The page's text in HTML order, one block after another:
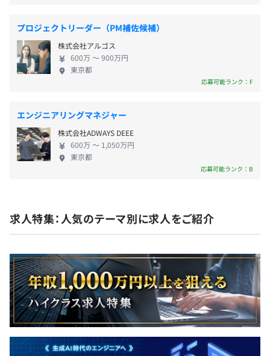
Docker、Amazon ECS、Amazon CloudWatch
高いレベルの技術バックボーン(情報系大学院卒、実務経
履歴・執筆経歴、豊富なOSSコントリビュートの経験)を
持つメンバーの下で働くことができます。
1チームは、5名前後のフルスタックエンジニアで構成さ
れています。
上:20日）
・産休育休制度（法律に定められた内容に基づく）
・子の看護休暇
・介護休暇
・社会保険完備（健康保険、厚生年金、雇用保険、労災保
・ノートPC貸与 (MacBook Pro)
・書籍購入費補助（上限 10,000円/月）
・英語学習支援（上限 10,000円/月）
・オンライン学習プラットフォーム「Udemy」利用料補
助（上限 10,000円/月）・カンファレンス参加費用補助
ストックオプション制度あり
フトウェアを届けられる状態をつくっています。 す
でにMagicPodは500社以上に導入されており、2025
年には自然言語でテスト作成・編集・実行を支援す
る「MagicPod Autopilot」、AIによる画面確認を支
援する「AIアサーション」を提供しています。さらに
「SiteRover」の提供開始など、AIを活用した品質保
証領域の拡張を進めています。
プロジェクトリーダー（PM補佐候補）
株式会社アルゴス
600万 〜 900万円
東京都
応募可能ランク：F
エンジニアリングマネジャー
株式会社ADWAYS DEEE
600万 〜 1,050万円
東京都
応募可能ランク：B
求人特集：人気のテーマ別に求人をご紹介